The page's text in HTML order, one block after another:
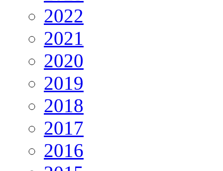
2022
2021
2020
2019
2018
2017
2016